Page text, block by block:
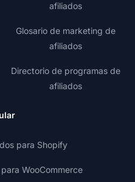
afiliados
Glosario de marketing de
afiliados
Directorio de programas de
afiliados
para Shopify
WooCommerce